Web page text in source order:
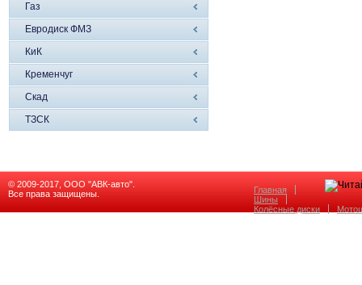
Газ
Евродиск ФМЗ
КиК
Кременчуг
Скад
ТЗСК
© 2009-2017, ООО "АВК-авто".
Все права защищены.
Главная
Шины
Колёсные диски